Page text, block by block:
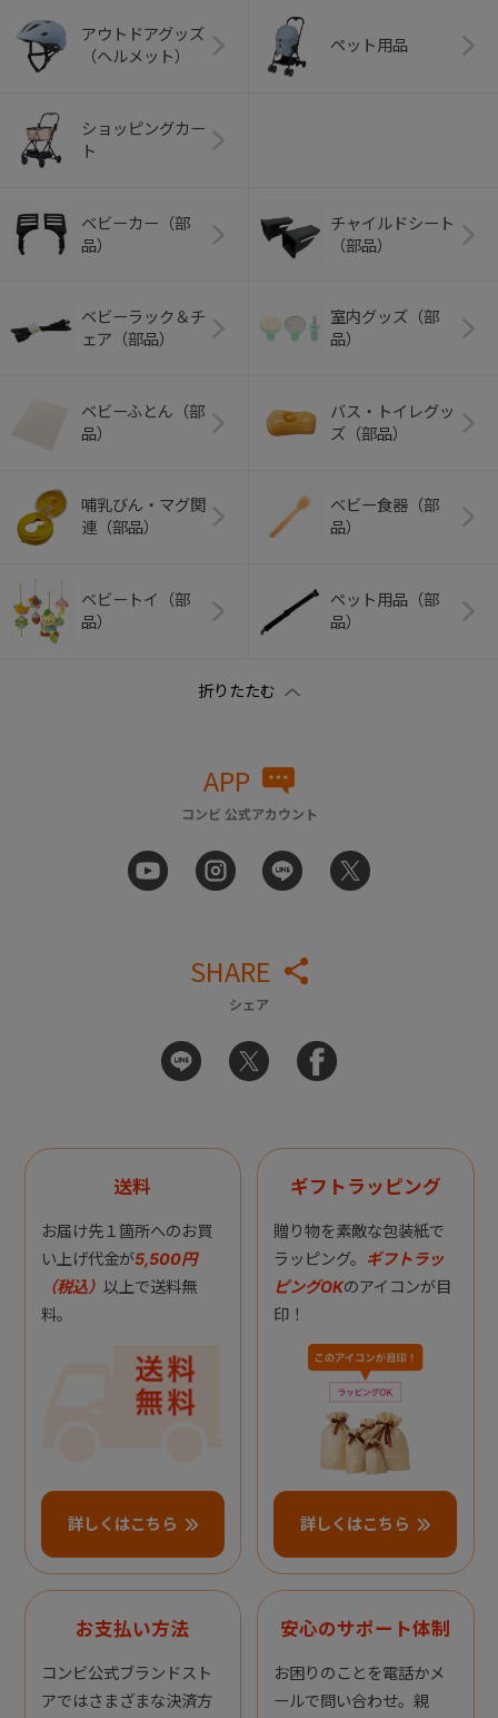
アウトドアグッズ
（ヘルメット）
ペット用品
ショッピングカー
ト
ベビーカー（部
品）
チャイルドシート
（部品）
ベビーラック＆チ
ェア（部品）
室内グッズ（部
品）
ベビーふとん（部
品）
バス・トイレグッ
ズ（部品）
哺乳びん・マグ関
連（部品）
ベビー食器（部
品）
ベビートイ（部
品）
ペット用品（部
品）
APP
コンビ 公式アカウント
SHARE
シェア
送料
お届け先１箇所へのお買
い上げ代金が5,500円
（税込） 以上で送料無
料。
詳しくはこちら
ギフトラッピング
贈り物を素敵な包装紙で
ラッピング。 ギフトラッ
ピングOKのアイコンが目
印！
詳しくはこちら
お支払い方法
コンビ公式ブランドスト
アではさまざまな決済方
安心のサポート体制
お困りのことを電話かメ
ールで問い合わせ。親